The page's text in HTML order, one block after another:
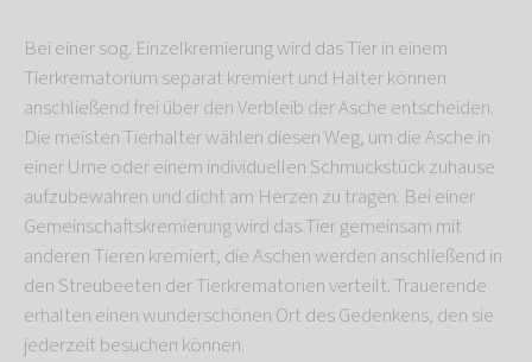
Bei einer sog. Einzelkremierung wird das Tier in einem
Tierkrematorium separat kremiert und Halter können
anschließend frei über den Verbleib der Asche entscheiden.
Die meisten Tierhalter wählen diesen Weg, um die Asche in
einer Urne oder einem individuellen Schmuckstück zuhause
aufzubewahren und dicht am Herzen zu tragen. Bei einer
Gemeinschaftskremierung wird das Tier gemeinsam mit
anderen Tieren kremiert, die Aschen werden anschließend in
den Streubeeten der Tierkrematorien verteilt. Trauerende
erhalten einen wunderschönen Ort des Gedenkens, den sie
jederzeit besuchen können.